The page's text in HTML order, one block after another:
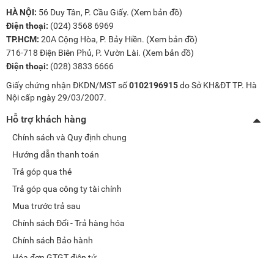
HÀ NỘI: 56 Duy Tân, P. Cầu Giấy. (Xem bản đồ)
Điện thoại: (024) 3568 6969
TP.HCM: 20A Cộng Hòa, P. Bảy Hiền. (Xem bản đồ)
716-718 Điện Biên Phủ, P. Vườn Lài. (Xem bản đồ)
Điện thoại: (028) 3833 6666
Giấy chứng nhận ĐKDN/MST số0102196915do Sở KH&ĐT TP. Hà
Nội cấp ngày 29/03/2007.
Hỗ trợ khách hàng
Chính sách và Quy định chung
Hướng dẫn thanh toán
Trả góp qua thẻ
Trả góp qua công ty tài chính
Mua trước trả sau
Chính sách Đổi - Trả hàng hóa
Chính sách Bảo hành